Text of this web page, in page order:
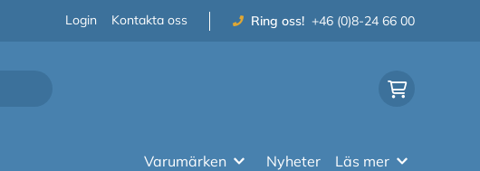
Login Kontakta oss Ring oss! +46 (0)8-24 66 00
Varumärken Nyheter Läs mer